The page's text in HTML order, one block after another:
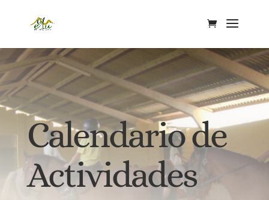
Calendario de
Actividades